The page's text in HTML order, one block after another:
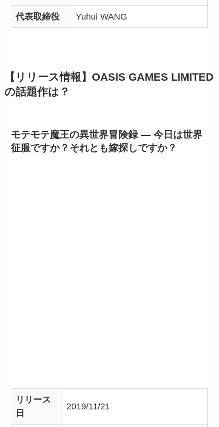
代表取締役 Yuhui WANG
【リリース情報】OASIS GAMES LIMITED
の話題作は？
モテモテ魔王の異世界冒険録 — 今日は世界
征服ですか？それとも嫁探しですか？
リリース
日
2019/11/21